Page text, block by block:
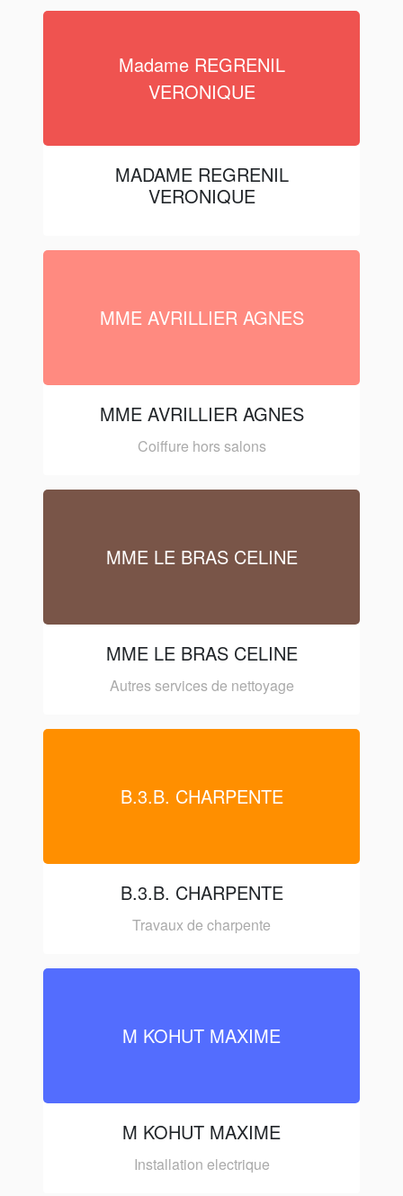
Madame REGRENIL
VERONIQUE
MADAME REGRENIL
VERONIQUE
MME AVRILLIER AGNES
MME AVRILLIER AGNES
Coiffure hors salons
MME LE BRAS CELINE
MME LE BRAS CELINE
Autres services de nettoyage
B.3.B. CHARPENTE
B.3.B. CHARPENTE
Travaux de charpente
M KOHUT MAXIME
M KOHUT MAXIME
Installation electrique